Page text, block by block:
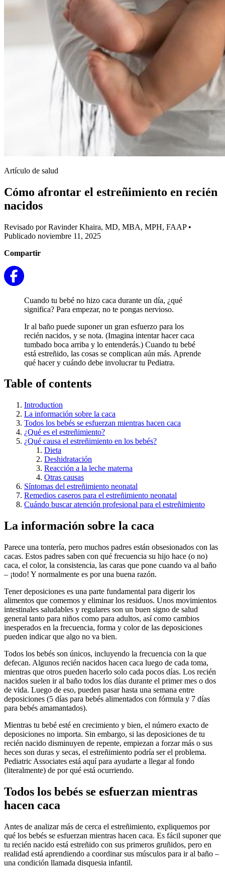
Artículo de salud
Cómo afrontar el estreñimiento en recién
nacidos
Revisado por Ravinder Khaira, MD, MBA, MPH, FAAP •
Publicado noviembre 11, 2025
Compartir
Cuando tu bebé no hizo caca durante un día, ¿qué
significa? Para empezar, no te pongas nervioso.
Ir al baño puede suponer un gran esfuerzo para los
recién nacidos, y se nota. (Imagina intentar hacer caca
tumbado boca arriba y lo entenderás.) Cuando tu bebé
está estreñido, las cosas se complican aún más. Aprende
qué hacer y cuándo debe involucrar tu Pediatra.
Table of contents
Introduction
La información sobre la caca
Todos los bebés se esfuerzan mientras hacen caca
¿Qué es el estreñimiento?
¿Qué causa el estreñimiento en los bebés?
Dieta
Deshidratación
Reacción a la leche materna
Otras causas
Síntomas del estreñimiento neonatal
Remedios caseros para el estreñimiento neonatal
Cuándo buscar atención profesional para el estreñimiento
La información sobre la caca
Parece una tontería, pero muchos padres están obsesionados con las
cacas. Estos padres saben con qué frecuencia su hijo hace (o no)
caca, el color, la consistencia, las caras que pone cuando va al baño
– ¡todo! Y normalmente es por una buena razón.
Tener deposiciones es una parte fundamental para digerir los
alimentos que comemos y eliminar los residuos. Unos movimientos
intestinales saludables y regulares son un buen signo de salud
general tanto para niños como para adultos, así como cambios
inesperados en la frecuencia, forma y color de las deposiciones
pueden indicar que algo no va bien.
Todos los bebés son únicos, incluyendo la frecuencia con la que
defecan. Algunos recién nacidos hacen caca luego de cada toma,
mientras que otros pueden hacerlo solo cada pocos días. Los recién
nacidos suelen ir al baño todos los días durante el primer mes o dos
de vida. Luego de eso, pueden pasar hasta una semana entre
deposiciones (5 días para bebés alimentados con fórmula y 7 días
para bebés amamantados).
Mientras tu bebé esté en crecimiento y bien, el número exacto de
deposiciones no importa. Sin embargo, si las deposiciones de tu
recién nacido disminuyen de repente, empiezan a forzar más o sus
heces son duras y secas, el estreñimiento podría ser el problema.
Pediatric Associates está aquí para ayudarte a llegar al fondo
(literalmente) de por qué está ocurriendo.
Todos los bebés se esfuerzan mientras
hacen caca
Antes de analizar más de cerca el estreñimiento, expliquemos por
qué los bebés se esfuerzan mientras hacen caca. Es fácil suponer que
tu recién nacido está estreñido con sus primeros gruñidos, pero en
realidad está aprendiendo a coordinar sus músculos para ir al baño –
una condición llamada disquesia infantil.